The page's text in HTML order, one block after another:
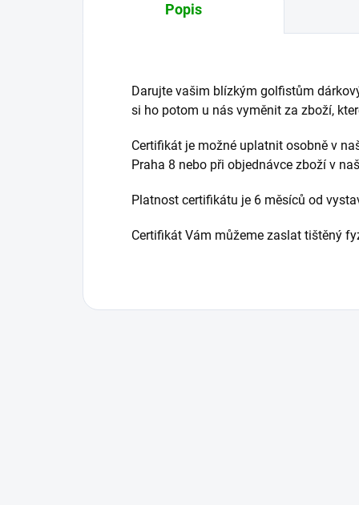
Popis
Darujte vašim blízkým golfistům
si ho potom u nás vyměnit za zboží,
Certifikát je možné uplatnit osobně v
Praha 8 nebo při objednávce zboží v
Platnost certifikátu je 6 měsíců od
Certifikát Vám můžeme zaslat tištěný